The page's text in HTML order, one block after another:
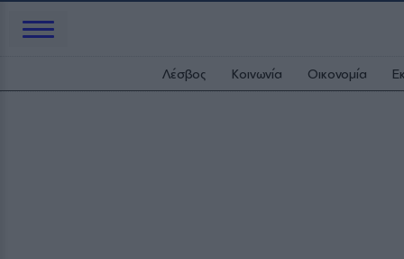
Λέσβος Κοινωνία Οικονομία